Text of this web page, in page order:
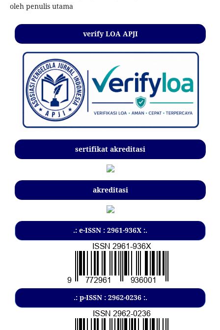
oleh penulis utama
verify LOA APJI
sertifikat akreditasi
akreditasi
.: e-ISSN : 2961-936X :.
.: p-ISSN : 2962-0236 :.